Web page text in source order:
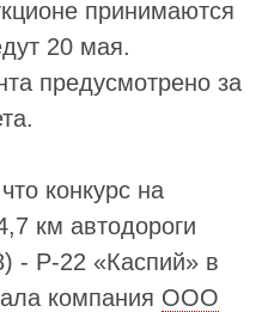
принимаются
20 мая.
предусмотрено за
конкурс на
км автодороги
- Р-22 «Каспий» в
компания ООО